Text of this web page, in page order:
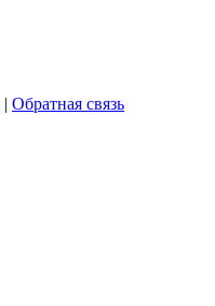
| Обратная связь